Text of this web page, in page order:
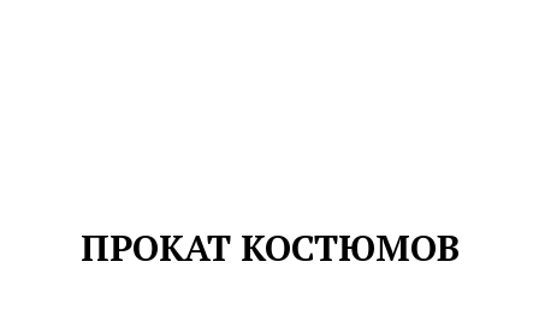
ПРОКАТ КОСТЮМОВ